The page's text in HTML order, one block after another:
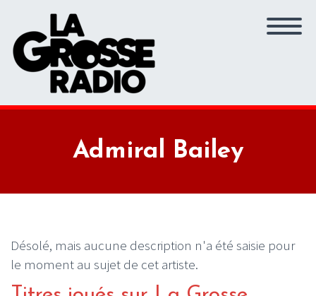
Admiral Bailey
Désolé, mais aucune description n'a été saisie pour
le moment au sujet de cet artiste.